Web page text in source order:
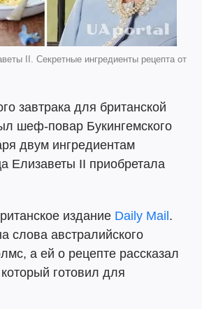
II. Секретные ингредиенты рецепта от
завтрака для британской
шеф-повар Букингемского
двум ингредиентам
Елизаветы II приобретала
издание Daily Mail .
слова австралийского
а ей о рецепте рассказал
готовил для